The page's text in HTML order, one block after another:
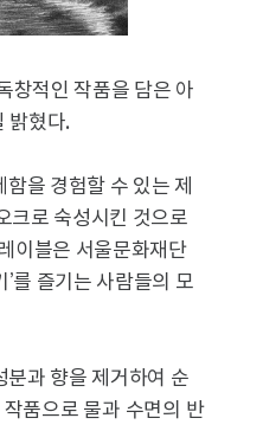
창적인 작품을 담은 아
밝혔다.
을 경험할 수 있는 제
크로 숙성시킨 것으로
이블은 서울문화재단
를 즐기는 사람들의 모
분과 향을 제거하여 순
작품으로 물과 수면의 반